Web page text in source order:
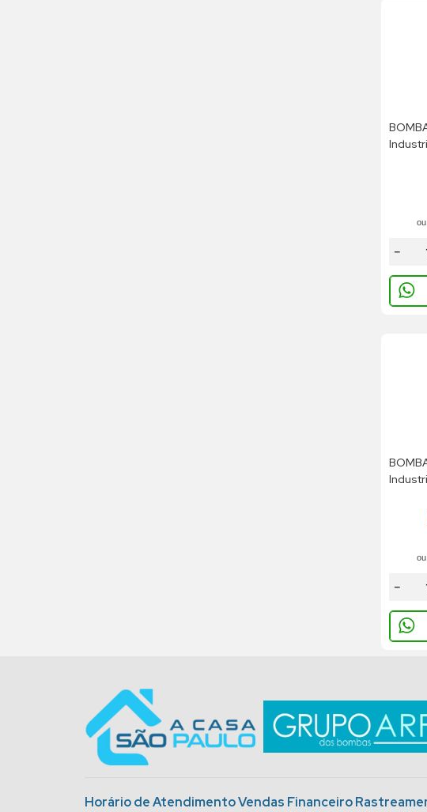
Industrial FBS 20/4 1cv
220v
－
Industrial FBS20/2 2cv
380v
－
Horário de Atendimento Vendas Financeiro